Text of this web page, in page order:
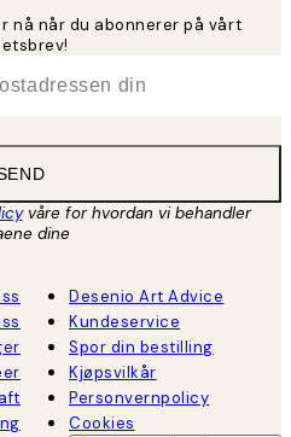
nå når du abonnerer på vårt
våre for hvordan vi behandler
dine
Desenio Art Advice
Kundeservice
Spor din bestilling
Kjøpsvilkår
Personvernpolicy
Cookies